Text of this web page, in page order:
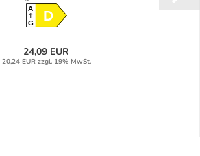
A
GD
24,09 EUR
20,24 EUR zzgl. 19% MwSt.